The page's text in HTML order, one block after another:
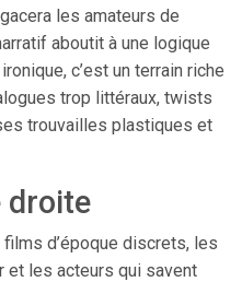
les amateurs de
aboutit à une logique
c’est un terrain riche
trop littéraux, twists
trouvailles plastiques et
droite
d’époque discrets, les
et les acteurs qui savent